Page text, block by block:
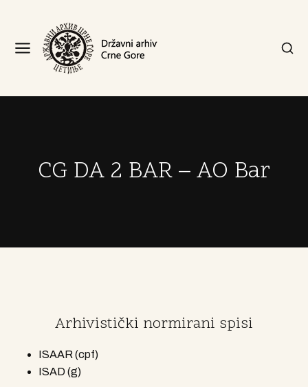
CG DA 2 BAR – AO Bar
Arhivistički normirani spisi
ISAAR (cpf)
ISAD (g)